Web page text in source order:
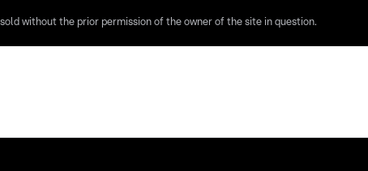
without the prior permission of the owner of the site in question.